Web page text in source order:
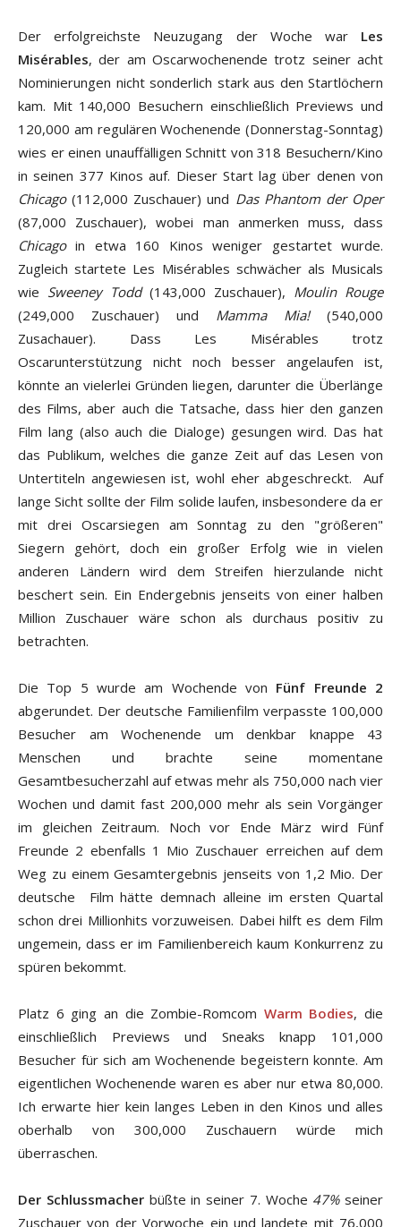
Der erfolgreichste Neuzugang der Woche war Les
Misérables, der am Oscarwochenende trotz seiner acht
Nominierungen nicht sonderlich stark aus den Startlöchern
kam. Mit 140,000 Besuchern einschließlich Previews und
120,000 am regulären Wochenende (Donnerstag-Sonntag)
wies er einen unauffälligen Schnitt von 318 Besuchern/Kino
in seinen 377 Kinos auf. Dieser Start lag über denen von
Chicago(112,000 Zuschauer) und Das Phantom der Oper
(87,000 Zuschauer), wobei man anmerken muss, dass
Chicagoin etwa 160 Kinos weniger gestartet wurde.
Zugleich startete Les Misérables schwächer als Musicals
wie Sweeney Todd(143,000 Zuschauer), Moulin Rouge
(249,000 Zuschauer) und Mamma Mia!(540,000
Zusachauer). Dass Les Misérables trotz
Oscarunterstützung nicht noch besser angelaufen ist,
könnte an vielerlei Gründen liegen, darunter die Überlänge
des Films, aber auch die Tatsache, dass hier den ganzen
Film lang (also auch die Dialoge) gesungen wird. Das hat
das Publikum, welches die ganze Zeit auf das Lesen von
Untertiteln angewiesen ist, wohl eher abgeschreckt. Auf
lange Sicht sollte der Film solide laufen, insbesondere da er
mit drei Oscarsiegen am Sonntag zu den "größeren"
Siegern gehört, doch ein großer Erfolg wie in vielen
anderen Ländern wird dem Streifen hierzulande nicht
beschert sein. Ein Endergebnis jenseits von einer halben
Million Zuschauer wäre schon als durchaus positiv zu
betrachten.
Die Top 5 wurde am Wochende von Fünf Freunde 2
abgerundet. Der deutsche Familienfilm verpasste 100,000
Besucher am Wochenende um denkbar knappe 43
Menschen und brachte seine momentane
Gesamtbesucherzahl auf etwas mehr als 750,000 nach vier
Wochen und damit fast 200,000 mehr als sein Vorgänger
im gleichen Zeitraum. Noch vor Ende März wird Fünf
Freunde 2 ebenfalls 1 Mio Zuschauer erreichen auf dem
Weg zu einem Gesamtergebnis jenseits von 1,2 Mio. Der
deutsche Film hätte demnach alleine im ersten Quartal
schon drei Millionhits vorzuweisen. Dabei hilft es dem Film
ungemein, dass er im Familienbereich kaum Konkurrenz zu
spüren bekommt.
Platz 6 ging an die Zombie-Romcom Warm Bodies, die
einschließlich Previews und Sneaks knapp 101,000
Besucher für sich am Wochenende begeistern konnte. Am
eigentlichen Wochenende waren es aber nur etwa 80,000.
Ich erwarte hier kein langes Leben in den Kinos und alles
oberhalb von 300,000 Zuschauern würde mich
überraschen.
Der Schlussmacherbüßte in seiner 7. Woche 47%seiner
Zuschauer von der Vorwoche ein und landete mit 76,000